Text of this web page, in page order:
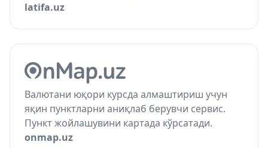
latifa.uz
Валютани юқори курсда алмаштириш учун
яқин пунктларни аниқлаб берувчи сервис.
Пункт жойлашувини картада кўрсатади.
onmap.uz